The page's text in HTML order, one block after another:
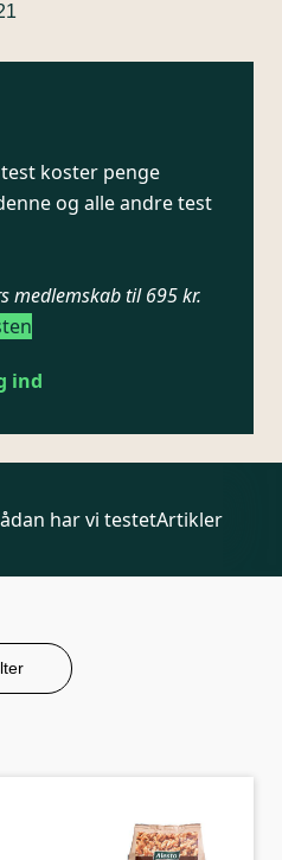
koster penge
og alle andre test
medlemskab til 695 kr.
ind
har vi testetArtikler